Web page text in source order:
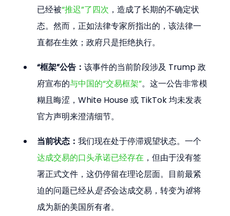
已经被“推迟”了四次 ，造成了长期的不确定状
态。然而，正如法律专家所指出的，该法律一
直都在生效；政府只是拒绝执行。
“框架”公告：该事件的当前阶段涉及 Trump 政
府宣布的与中国的“交易框架”。这一公告非常模
糊且晦涩，White House 或 TikTok 均未发表
官方声明来澄清细节。
当前状态：我们现在处于停滞观望状态。一个
达成交易的口头承诺已经存在 ，但由于没有签
署正式文件，这仍停留在理论层面。目前最紧
迫的问题已经从是否会达成交易，转变为谁将
成为新的美国所有者。